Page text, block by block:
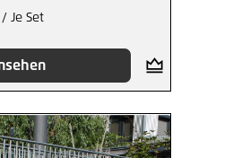
/ Je Set